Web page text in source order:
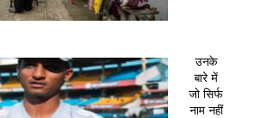
उनके
बारे में
जो सिर्फ
नाम नहीं